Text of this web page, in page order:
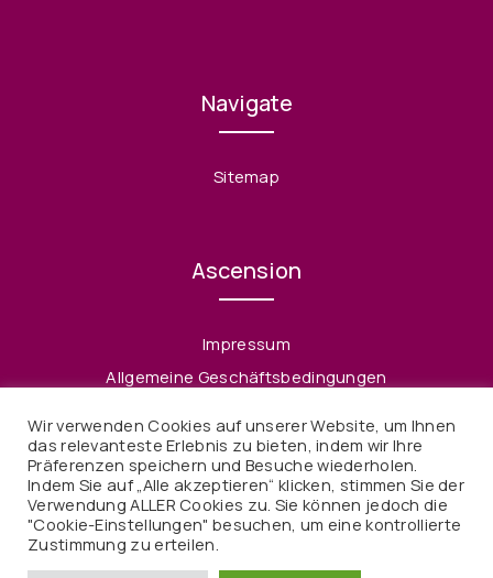
Navigate
Sitemap
Ascension
Impressum
Allgemeine Geschäftsbedingungen
Widerruf
© 2021 Ascension. Alle Rechte vorbehalten
Wir verwenden Cookies auf unserer Website, um Ihnen
das relevanteste Erlebnis zu bieten, indem wir Ihre
Präferenzen speichern und Besuche wiederholen.
Indem Sie auf „Alle akzeptieren“ klicken, stimmen Sie der
Verwendung ALLER Cookies zu. Sie können jedoch die
"Cookie-Einstellungen" besuchen, um eine kontrollierte
Zustimmung zu erteilen.